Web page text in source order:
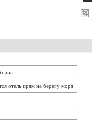
отель прям на берегу моря